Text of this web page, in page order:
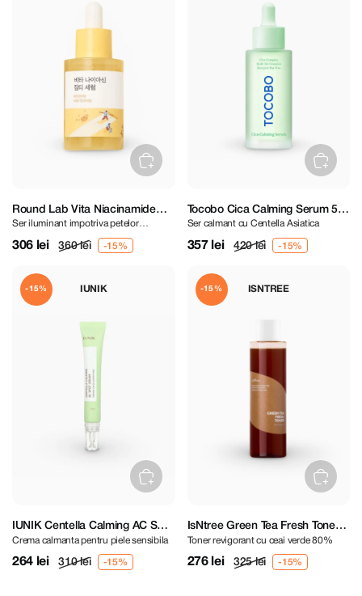
Round Lab Vita Niacinamide
Dark Spot Serum 30 ml
Ser iluminant impotriva petelor
306 lei 360 lei
Tocobo Cica Calming Serum 50
ml
Ser calmant cu Centella Asiatica
357 lei 420 lei
IUNIK
-15%
IUNIK Centella Calming AC Spot
Cream 20 ml
Crema calmanta pentru piele sensibila
264 lei 310 lei
ISNTREE
-15%
IsNtree Green Tea Fresh Toner
200 ml
Toner revigorant cu ceai verde 80%
276 lei 325 lei